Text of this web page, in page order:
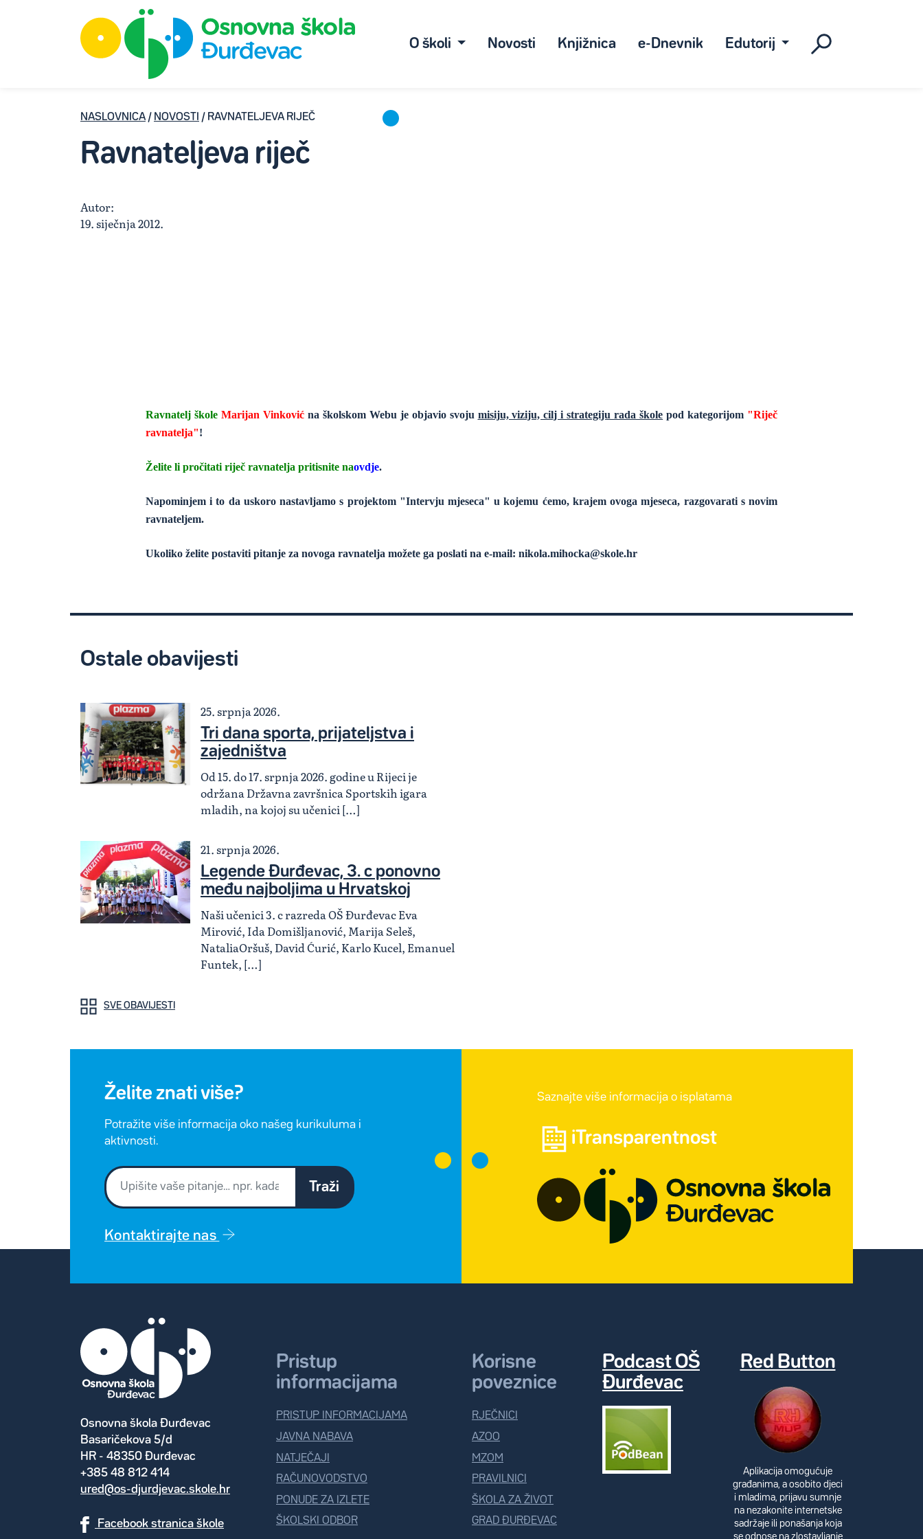
O školi Novosti Knjižnica e-Dnevnik Edutorij
NASLOVNICA / NOVOSTI / RAVNATELJEVA RIJEČ
Ravnateljeva riječ
Autor:
19. siječnja 2012.
Ravnatelj škole Marijan Vinkovićna školskom Webu je objavio svoju misiju, viziju, cilj i strategiju rada škole pod kategorijom "Riječ
ravnatelja"!
Želite li pročitati riječ ravnatelja pritisnite naovdje.
Napominjem i to da uskoro nastavljamo s projektom "Intervju mjeseca" u kojemu ćemo, krajem ovoga mjeseca, razgovarati s novim
ravnateljem.
Ukoliko želite postaviti pitanje za novoga ravnatelja možete ga poslati na e-mail: nikola.mihocka@skole.hr
Ostale obavijesti
25. srpnja 2026.
Tri dana sporta, prijateljstva i
zajedništva
Od 15. do 17. srpnja 2026. godine u Rijeci je
održana Državna završnica Sportskih igara
mladih, na kojoj su učenici […]
21. srpnja 2026.
Legende Đurđevac, 3. c ponovno
među najboljima u Hrvatskoj
Naši učenici 3. c razreda OŠ Đurđevac Eva
Mirović, Ida Domišljanović, Marija Seleš,
NataliaOršuš, David Ćurić, Karlo Kucel, Emanuel
Funtek, […]
SVE OBAVIJESTI
Želite znati više?
Potražite više informacija oko našeg kurikuluma i
aktivnosti.
Traži
Kontaktirajte nas
Saznajte više informacija o isplatama
iTransparentnost
Osnovna škola Đurđevac
Basaričekova 5/d
HR - 48350 Đurđevac
+385 48 812 414
ured@os-djurdjevac.skole.hr
Facebook stranica škole
Pristup
informacijama
PRISTUP INFORMACIJAMA
JAVNA NABAVA
NATJEČAJI
RAČUNOVODSTVO
PONUDE ZA IZLETE
ŠKOLSKI ODBOR
Korisne
poveznice
RJEČNICI
AZOO
MZOM
PRAVILNICI
ŠKOLA ZA ŽIVOT
GRAD ĐURĐEVAC
Podcast OŠ
Đurđevac
Red Button
Aplikacija omogućuje
građanima, a osobito djeci
i mladima, prijavu sumnje
na nezakonite internetske
sadržaje ili ponašanja koja
se odnose na zlostavljanje